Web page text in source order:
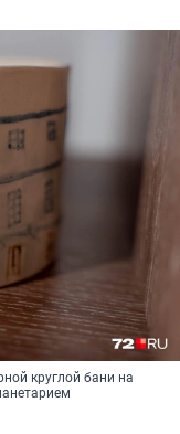
круглой бани на